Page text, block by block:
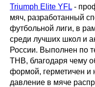
Triumph Elite YFL -
мяч, разработанный
футбольной лиги, в
среди лучших школ и
России. Выполнен по
THB, благодаря чему
формой, герметичен и
давление в мяче